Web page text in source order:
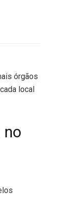
órgãos
local
no